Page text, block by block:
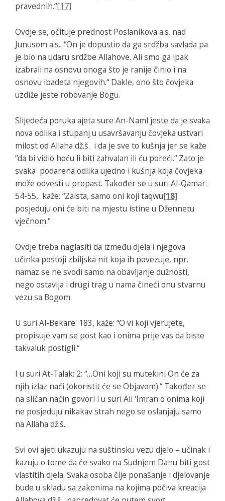
pravednih.“[17]
Ovdje se, očituje prednost Poslanikova a.s. nad
Junusom a.s.. “On je dopustio da ga srdžba savlada pa
je bio na udaru srdžbe Allahove. Ali smo ga ipak
izabrali na osnovu onoga što je ranije činio i na
osnovu ibadeta njegovih.“Dakle, ono što čovjeka
uzdiže jeste robovanje Bogu.
Slijedeća poruka ajeta sure An-Naml jeste da je svaka
nova odlika i stupanj u usavršavanju čovjeka ustvari
milost od Allaha dž.š. i da je sve to kušnja jer se kaže
“da bi vidio hoću li biti zahvalan ili ću poreći.“ Zato je
svaka podarena odlika ujedno i kušnja koja čovjeka
može odvesti u propast. Također se u suri Al-Qamar:
54-55, kaže: “Zaista, samo oni koji taqwu[18]
posjeduju oni će biti na mjestu istine u Džennetu
vječnom.“
Ovdje treba naglasiti da između djela i njegova
učinka postoji zbiljska nit koja ih povezuje, npr.
namaz se ne svodi samo na obavljanje dužnosti,
nego ostavlja i drugi trag u nama čineći onu stvarnu
vezu sa Bogom.
U suri Al-Bekare: 183, kaže: “O vi koji vjerujete,
propisuje vam se post kao i onima prije vas da biste
takvaluk postigli.“
I u suri At-Talak: 2: “…Oni koji su mutekini On će za
njih izlaz naći (okoristit će se Objavom).“ Također se
na sličan način govori i u suri Ali ‘Imran o onima koji
ne posjeduju nikakav strah nego se oslanjaju samo
na Allaha dž.š..
Svi ovi ajeti ukazuju na suštinsku vezu djelo – učinak i
kazuju o tome da će svako na Sudnjem Danu biti gost
vlastitih djela. Svaka osoba čije ponašanje i djelovanje
bude u skladu sa zakonima na kojima počiva kreacija